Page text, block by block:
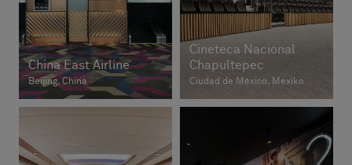
China East Airline
Beijing, China
Cineteca Nacional
Chapultepec
Ciudad de México, Mexiko